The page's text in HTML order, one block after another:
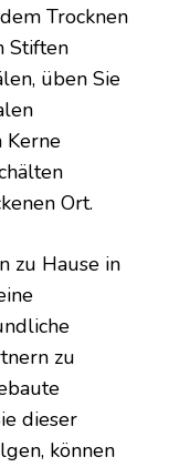
Trocknen
Stiften
üben Sie
Kerne
Ort.
zu Hause in
zu
dieser
können